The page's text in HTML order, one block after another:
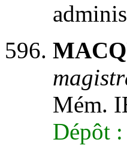
Mém.
Dépôt :